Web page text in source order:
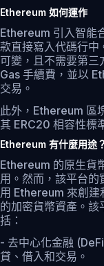
Ethereum 如何運作
Ethereum 引入智能
款直接寫入代碼行中
可變，且不需要第三
Gas 手續費，並以
交易。
此外，Ethereum 區
其 ERC20 相容性標
Ethereum 有什麼用途？
Ethereum 的原生貨
用。然而，該平台
用 Ethereum 來創
的加密貨幣資產。
括：
- 去中心化金融
貸、借入和交易。